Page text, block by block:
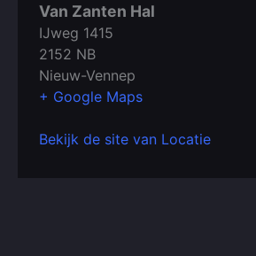
Van Zanten Hal
IJweg 1415
Nieuw-Vennep
2152 NB
+ Google Maps
Bekijk de site van Locatie